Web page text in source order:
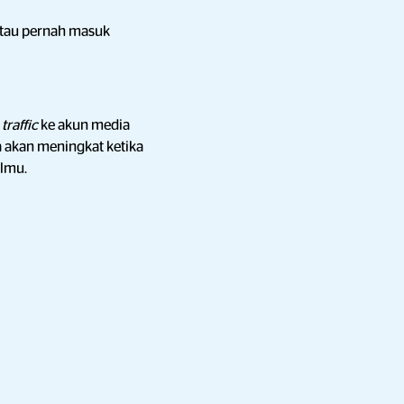
pernah masuk
trafficke akun media
akan meningkat ketika